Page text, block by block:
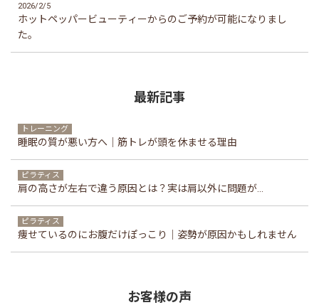
2026/2/5
ホットペッパービューティーからのご予約が可能になりまし
た。
最新記事
トレーニング
睡眠の質が悪い方へ｜筋トレが頭を休ませる理由
ピラティス
肩の高さが左右で違う原因とは？実は肩以外に問題が...
ピラティス
痩せているのにお腹だけぽっこり｜姿勢が原因かもしれません
お客様の声